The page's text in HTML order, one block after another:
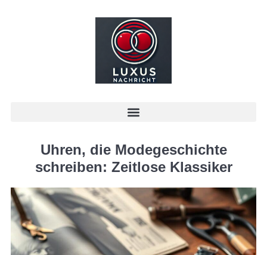
Uhren, die Modegeschichte
schreiben: Zeitlose Klassiker